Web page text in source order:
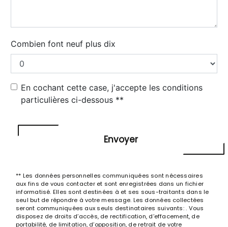
Combien font neuf plus dix
En cochant cette case, j'accepte les conditions
particulières ci-dessous **
Envoyer
** Les données personnelles communiquées sont nécessaires
aux fins de vous contacter et sont enregistrées dans un fichier
informatisé. Elles sont destinées à et ses sous-traitants dans le
seul but de répondre à votre message. Les données collectées
seront communiquées aux seuls destinataires suivants: . Vous
disposez de droits d’accès, de rectification, d’effacement, de
portabilité, de limitation, d’opposition, de retrait de votre